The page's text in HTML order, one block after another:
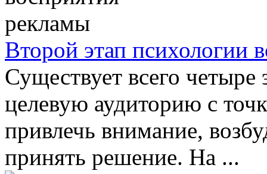
Второй этап психологии
Существует всего четыре
целевую аудиторию с
привлечь внимание,
принять решение. На ...